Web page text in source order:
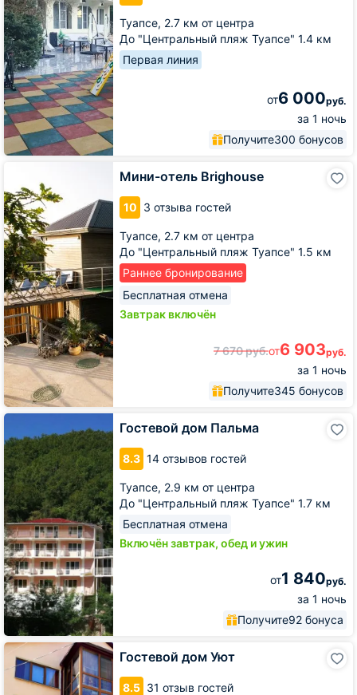
Туапсе, 2.7 км от центра
До "Центральный пляж Туапсе" 1.4 км
Первая линия
от6 000руб.
за 1 ночь
Получите300 бонусов
Мини-отель Brighouse
10 3 отзыва гостей
Туапсе, 2.7 км от центра
До "Центральный пляж Туапсе" 1.5 км
Раннее бронирование
Бесплатная отмена
Завтрак включён
7 670руб.от6 903руб.
за 1 ночь
Получите345 бонусов
Brighouse
Гостевой дом Пальма
8.3 14 отзывов гостей
Туапсе, 2.9 км от центра
До "Центральный пляж Туапсе" 1.7 км
Бесплатная отмена
Включён завтрак, обед и ужин
от1 840руб.
за 1 ночь
Получите92 бонуса
Гостевой
дом
Пальма
Гостевой дом Уют
8.5 31 отзыв гостей
Гостевой
дом
Уют